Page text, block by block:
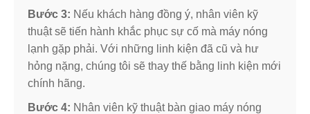
Bước 3: Nếu khách hàng đồng ý, nhân viên kỹ
thuật sẽ tiến hành khắc phục sự cố mà máy nóng
lạnh gặp phải. Với những linh kiện đã cũ và hư
hỏng nặng, chúng tôi sẽ thay thế bằng linh kiện mới
chính hãng.
Bước 4: Nhân viên kỹ thuật bàn giao máy nóng